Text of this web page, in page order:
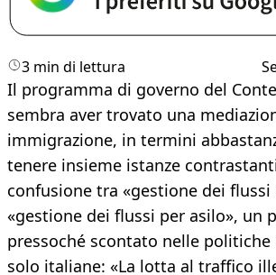
3 min di lettura
Il programma di governo del
sembra aver trovato una
immigrazione, in termini
tenere insieme istanze
confusione tra «gestione dei
«gestione dei flussi per asilo», un
pressoché scontato nelle
solo italiane: «La lotta al traffico